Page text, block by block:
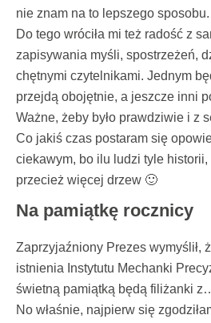
nie znam na to lepszego sposobu.
Do tego wróciła mi też radość z
zapisywania myśli, spostrzeżeń,
chętnymi czytelnikami. Jednym
przejdą obojętnie, a jeszcze inni
Ważne, żeby było prawdziwie i z
Co jakiś czas postaram się
ciekawym, bo ilu ludzi tyle
przecież więcej drzew 🙂
Na pamiątkę rocznicy
Zaprzyjaźniony Prezes wymyślił,
istnienia Instytutu Mechanki
świetną pamiątką będą filiżanki
No właśnie, najpierw się